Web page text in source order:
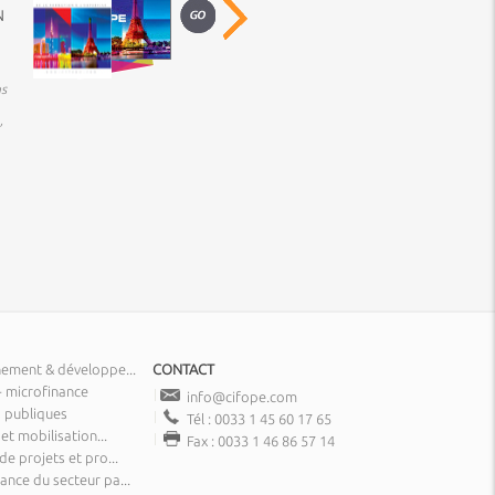
& développe...
microfinance
publiques
mobilisation...
projets et pro...
du secteur pa...
CONTACT
info@cifope.com
Tél : 0033 1 45 60 17 65
Fax : 0033 1 46 86 57 14